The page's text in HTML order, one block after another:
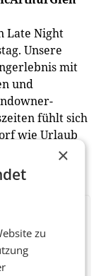
Late Night
Unsere
mit
und
fühlt sich
wie Urlaub
×
zu